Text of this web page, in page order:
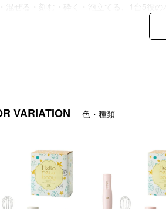
・混ぜる・刻む・砕く・泡立てる、1台5役
電子レンジ対応チョッパーボトルとブレン
いにぴったりのギフトです。
VARIATION 色・種類